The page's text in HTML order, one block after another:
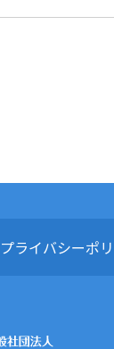
プライバシーポ